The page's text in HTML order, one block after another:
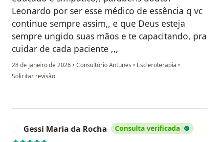
Leonardo por ser esse médico de essência q vc
continue sempre assim,, e que Deus esteja
sempre ungido suas mãos e te capacitando, pra
cuidar de cada paciente ,,,
28 de janeiro de 2026 • Consultório Antunes • Escleroterapia •
na opinião do utilizador Zélia Dias
Solicitar revisão
Gessi Maria da Rocha Consulta verificada